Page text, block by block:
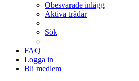
Obesvarade inlägg
Aktiva trådar
Sök
FAQ
Logga in
Bli medlem